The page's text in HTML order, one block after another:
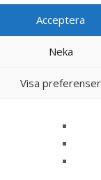
Acceptera
Neka
Visa preferenser
att recensera
– 4 kg
kommer inte